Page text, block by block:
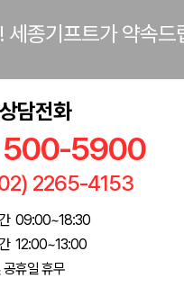
세종기프트가 약속드
담전화
5900
2265-4153
09:00~18:30
12:00~13:00
공휴일 휴무